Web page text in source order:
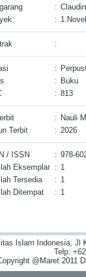
:
: 1.Novel
:
:
: Buku
: 813
: Nauli
Terbit
: 2026
/ ISSN : 978-
Eksemplar
: 1
Tersedia
: 1
Ditempat
: 1
Islam Indonesia, Jl
Telp:
@Maret 2011